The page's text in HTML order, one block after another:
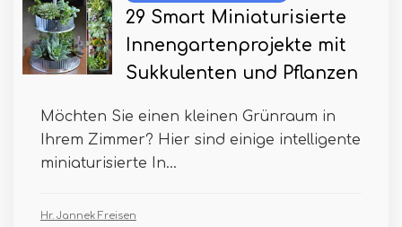
29 Smart Miniaturisierte
Innengartenprojekte mit
Sukkulenten und Pflanzen
Möchten Sie einen kleinen Grünraum in
Ihrem Zimmer? Hier sind einige intelligente
miniaturisierte In...
Hr. Jannek Freisen